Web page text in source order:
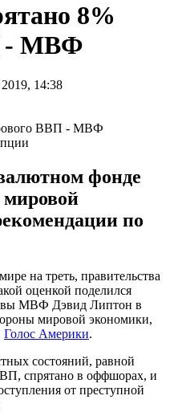
8%
- МВФ
14:38
фонде
по
на треть, правительства
оценкой поделился
МВФ Дэвид Липтон в
мировой экономики,
Голос Америки.
состояний, равной
спрятано в оффшорах, и
от преступной